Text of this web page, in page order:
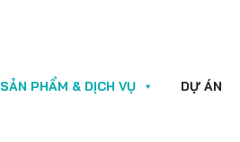
SẢN PHẨM & DỊCH VỤ DỰ ÁN